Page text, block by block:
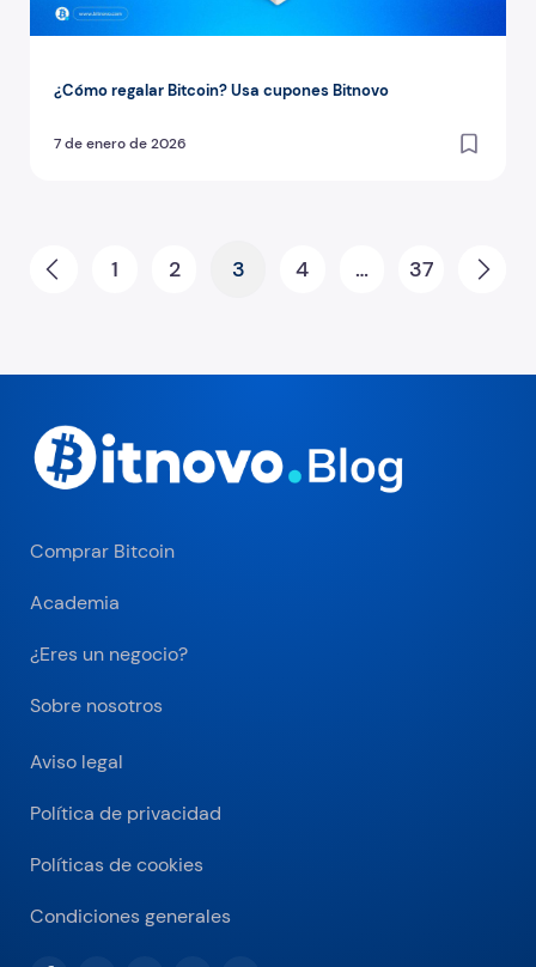
¿Cómo regalar Bitcoin? Usa cupones Bitnovo
7 de enero de 2026
Paginación de entradas
Prev 1 2 3 4 … 37
Comprar Bitcoin
Academia
¿Eres un negocio?
Sobre nosotros
Aviso legal
Política de privacidad
Políticas de cookies
Condiciones generales